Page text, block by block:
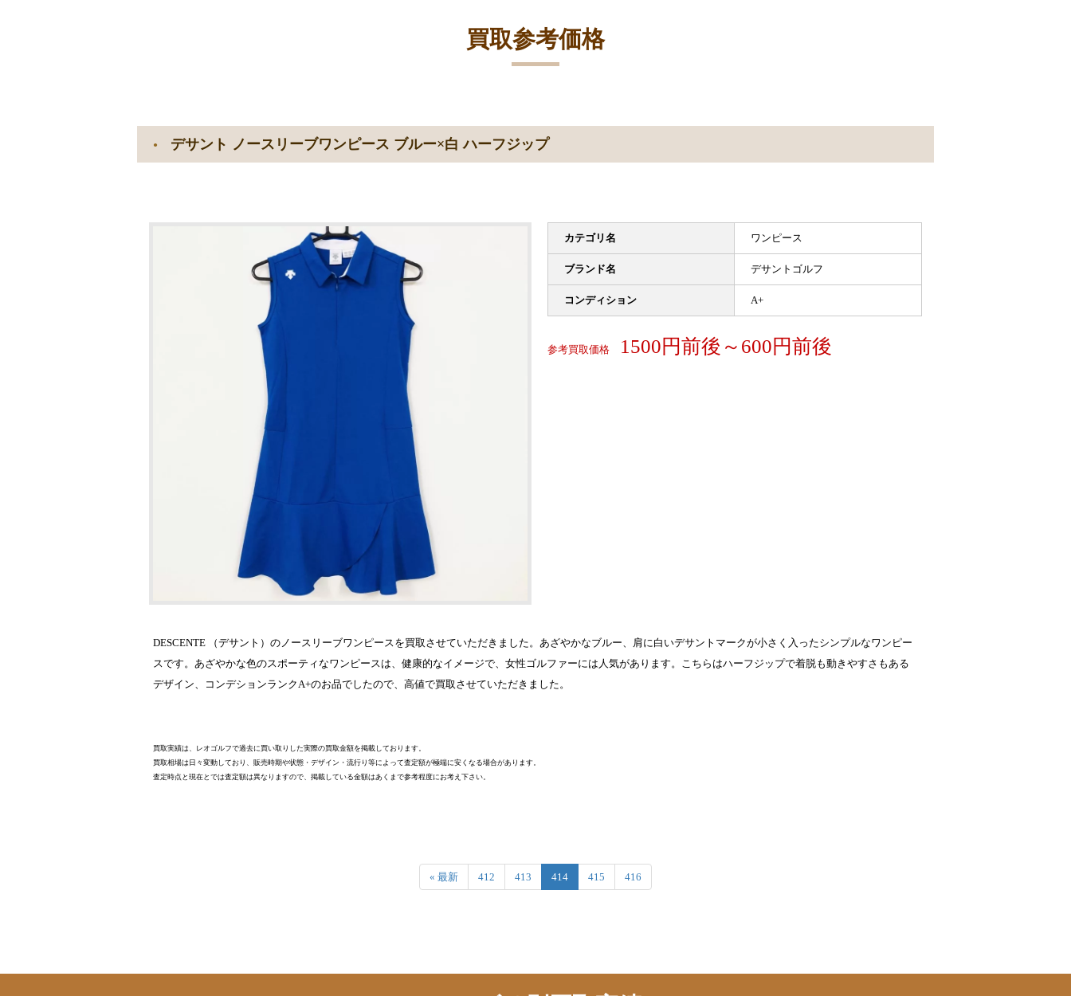
買取参考価格
デサント ノースリーブワンピース ブルー×白 ハーフジップ
カテゴリ名 ワンピース
ブランド名 デサントゴルフ
コンディション A+
参考買取価格 1500円前後～600円前後
DESCENTE （デサント）のノースリーブワンピースを買取させていただきました。あざやかなブルー、肩に白いデサントマークが小さく入ったシンプルなワンピー
スです。あざやかな色のスポーティなワンピースは、健康的なイメージで、女性ゴルファーには人気があります。こちらはハーフジップで着脱も動きやすさもある
デザイン、コンデションランクA+のお品でしたので、高値で買取させていただきました。
買取実績は、レオゴルフで過去に買い取りした実際の買取金額を掲載しております。
買取相場は日々変動しており、販売時期や状態・デザイン・流行り等によって査定額が極端に安くなる場合があります。
査定時点と現在とでは査定額は異なりますので、掲載している金額はあくまで参考程度にお考え下さい。
« 最新 412 413 414 415 416